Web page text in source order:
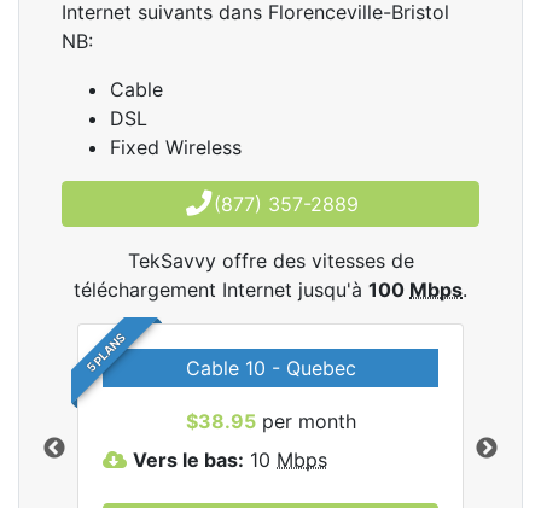
Internet suivants dans Florenceville-Bristol
NB:
Cable
DSL
Fixed Wireless
(877) 357-2889
TekSavvy offre des vitesses de
téléchargement Internet jusqu'à 100 Mbps.
5 PLANS Cable 10 - Quebec
$38.95per month
Vers le bas: 10 Mbps